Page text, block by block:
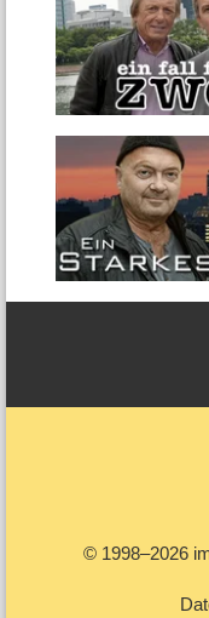
© 1998–2026